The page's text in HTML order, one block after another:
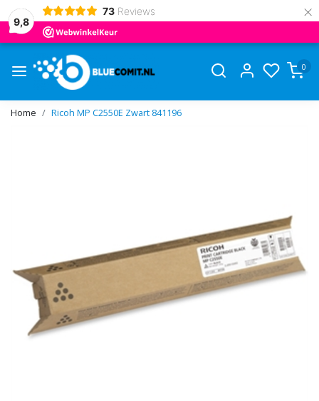
9,8
73 Reviews ×
0
Home Ricoh MP C2550E Zwart 841196